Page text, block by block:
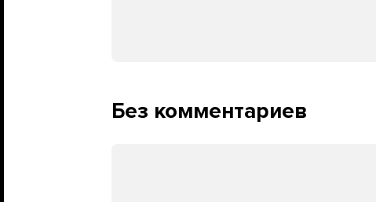
Без комментариев